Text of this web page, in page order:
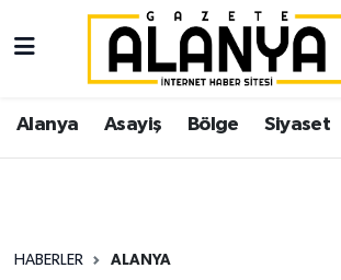
Alanya Asayiş Bölge Siyaset
HABERLER ALANYA
Alanya
Asayiş
Siyaset
İstanbul Nöbetçi Eczaneler
İstanbul Hava Durumu
Süper Lig Puan Durumu ve Fikstür